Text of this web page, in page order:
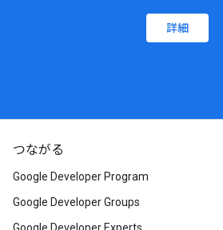
詳細
つながる
Google Developer Program
Google Developer Groups